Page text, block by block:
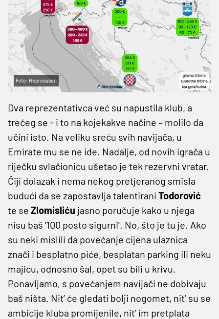
Foto: Nepresušan
Dva reprezentativca već su napustila klub, a
trećeg se - i to na kojekakve načine – molilo da
učini isto. Na veliku sreću svih navijača, u
Emirate mu se ne ide. Nadalje, od novih igrača u
riječku svlačionicu ušetao je tek rezervni vratar.
Čiji dolazak i nema nekog pretjeranog smisla
budući da se zapostavlja talentirani Todorović
te se Zlomisliću jasno poručuje kako u njega
nisu baš ‘100 posto sigurni’. No, što je tu je. Ako
su neki mislili da povećanje cijena ulaznica
znači i besplatno piće, besplatan parking ili neku
majicu, odnosno šal, opet su bili u krivu.
Ponavljamo, s povećanjem navijači ne dobivaju
baš ništa. Nit’ će gledati bolji nogomet, nit’ su se
ambicije kluba promijenile, nit’ im pretplata